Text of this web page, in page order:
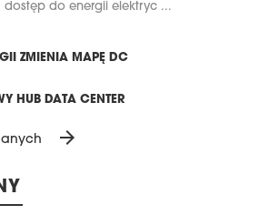
dostęp do energii elektryc ...
ZMIENIA MAPĘ DC
HUB DATA CENTER
arrow_forward